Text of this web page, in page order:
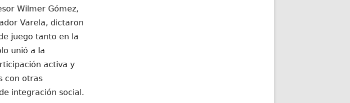
Wilmer Gómez,
Varela, dictaron
juego tanto en la
unió a la
activa y
con otras
integración social.